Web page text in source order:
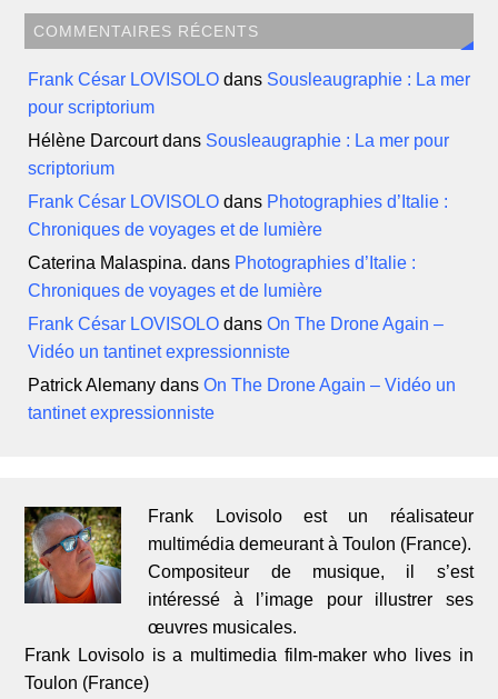
COMMENTAIRES RÉCENTS
Frank César LOVISOLO dans Sousleaugraphie : La mer
pour scriptorium
Hélène Darcourtdans Sousleaugraphie : La mer pour
scriptorium
Frank César LOVISOLO dans Photographies d’Italie :
Chroniques de voyages et de lumière
Caterina Malaspina. dans Photographies d’Italie :
Chroniques de voyages et de lumière
Frank César LOVISOLO dansOn The Drone Again –
Vidéo un tantinet expressionniste
Patrick Alemany dansOn The Drone Again – Vidéo un
tantinet expressionniste
Frank Lovisolo est un réalisateur
multimédia demeurant à Toulon (France).
Compositeur de musique, il s’est
intéressé à l’image pour illustrer ses
œuvres musicales.
Frank Lovisolo is a multimedia film-maker who lives in
Toulon (France)